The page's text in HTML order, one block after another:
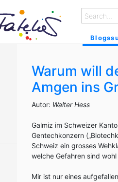
Warum will
Amgen ins
Autor: Walter Hess
Galmiz im Schweizer
Gentechkonzern
Schweiz ein grosses
welche Gefahren sind
Mir ist nur eines